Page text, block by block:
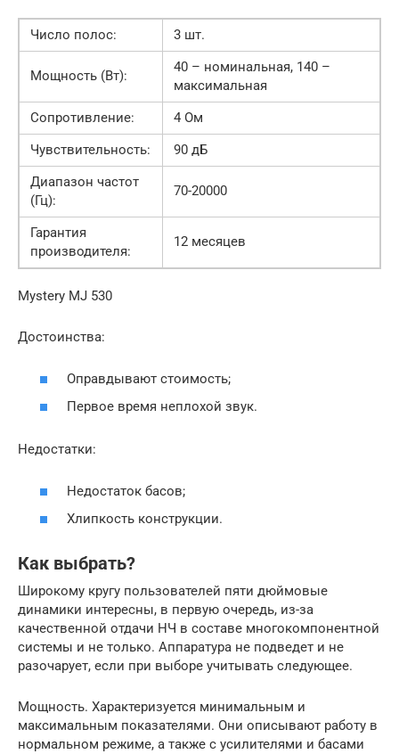
Число полос: 3 шт.
Мощность (Вт):
40 – номинальная, 140 –
максимальная
Сопротивление:
4 Ом
Чувствительность:
90 дБ
Диапазон частот
(Гц):
70-20000
Гарантия
производителя:
12 месяцев
Mystery MJ 530
Достоинства:
Оправдывают стоимость;
Первое время неплохой звук.
Недостатки:
Недостаток басов;
Хлипкость конструкции.
Как выбрать?
Широкому кругу пользователей пяти дюймовые
динамики интересны, в первую очередь, из-за
качественной отдачи НЧ в составе многокомпонентной
системы и не только. Аппаратура не подведет и не
разочарует, если при выборе учитывать следующее.
Мощность. Характеризуется минимальным и
максимальным показателями. Они описывают работу в
нормальном режиме, а также с усилителями и басами